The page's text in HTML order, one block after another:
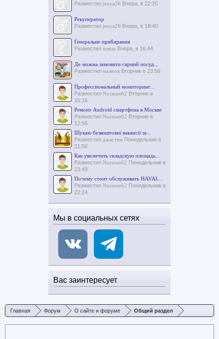
Разместил jenya26 Вчера, в 22:20
Рекуператор
Разместил jenya26 Вчера, в 18:40
Генеральне прибирання
Разместил tomas Вчера, в 16:44
Де можна замовити гарний посуд...
Разместил малюта Вторник в 23:56
Профессиональный мониторинг...
Разместил Norman62 Вторник в
15:16
Ремонт Android смартфона в Москве
Разместил Norman62 Вторник в
12:56
Шукаю безкоштовні вакансії за...
Разместил джастин Понедельник в
21:56
Как увеличить складскую площадь...
Разместил Norman62 Понедельник в
23:49
Почему стоит обслуживать HAVAL...
Разместил Norman62 Понедельник в
22:24
Мы в социальных сетях
Вас заинтересует
Главная Форум О сайте и форуме Общий раздел